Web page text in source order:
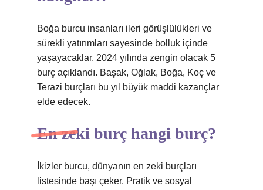
Boğa burcu insanları ileri görüşlülükleri ve
sürekli yatırımları sayesinde bolluk içinde
yaşayacaklar. 2024 yılında zengin olacak 5
burç açıklandı. Başak, Oğlak, Boğa, Koç ve
Terazi burçları bu yıl büyük maddi kazançlar
elde edecek.
En zeki burç hangi burç?
İkizler burcu, dünyanın en zeki burçları
listesinde başı çeker. Pratik ve sosyal